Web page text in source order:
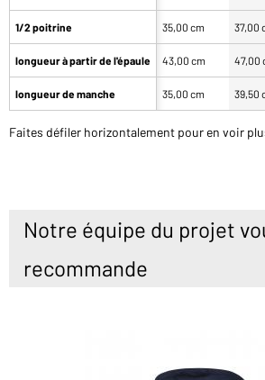
1/2 poitrine
longueur à partir de l'épaule
longueur de manche
35,00 cm 37,00
43,00 cm 47,00
35,00 cm 39,50
Faites défiler horizontalement pour en voir
Notre équipe du projet
recommande